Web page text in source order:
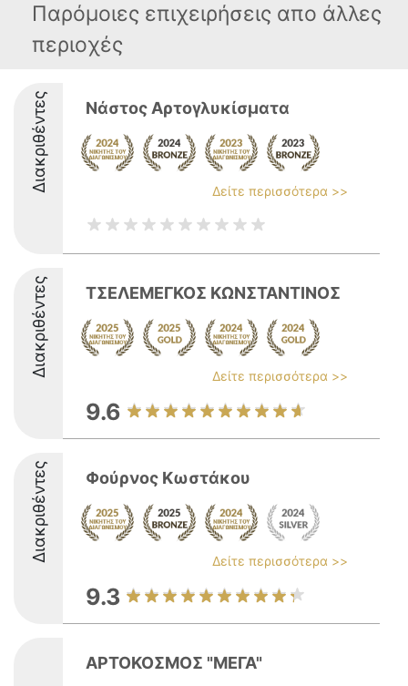
Παρόμοιες επιχειρήσεις απο άλλες
περιοχές
Διακριθέντες Νάστος Αρτογλυκίσματα
Δείτε περισσότερα >>
Διακριθέντες ΤΣΕΛΕΜΕΓΚΟΣ ΚΩΝΣΤΑΝΤΙΝΟΣ
Δείτε περισσότερα >>
9.6
Διακριθέντες Φούρνος Κωστάκου
Δείτε περισσότερα >>
9.3
ΑΡΤΟΚΟΣΜΟΣ "ΜΕΓΑ"